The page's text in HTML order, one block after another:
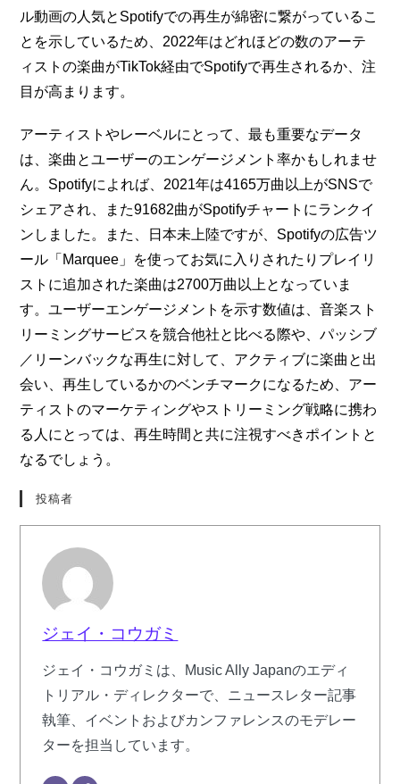
ル動画の人気とSpotifyでの再生が綿密に繋がっているこ
とを示しているため、2022年はどれほどの数のアーテ
ィストの楽曲がTikTok経由でSpotifyで再生されるか、注
目が高まります。
アーティストやレーベルにとって、最も重要なデータ
は、楽曲とユーザーのエンゲージメント率かもしれませ
ん。Spotifyによれば、2021年は4165万曲以上がSNSで
シェアされ、また91682曲がSpotifyチャートにランクイ
ンしました。また、日本未上陸ですが、Spotifyの広告ツ
ール「Marquee」を使ってお気に入りされたりプレイリ
ストに追加された楽曲は2700万曲以上となっていま
す。ユーザーエンゲージメントを示す数値は、音楽スト
リーミングサービスを競合他社と比べる際や、パッシブ
／リーンバックな再生に対して、アクティブに楽曲と出
会い、再生しているかのベンチマークになるため、アー
ティストのマーケティングやストリーミング戦略に携わ
る人にとっては、再生時間と共に注視すべきポイントと
なるでしょう。
投稿者
ジェイ・コウガミ
ジェイ・コウガミは、Music Ally Japanのエディ
トリアル・ディレクターで、ニュースレター記事
執筆、イベントおよびカンファレンスのモデレー
ターを担当しています。